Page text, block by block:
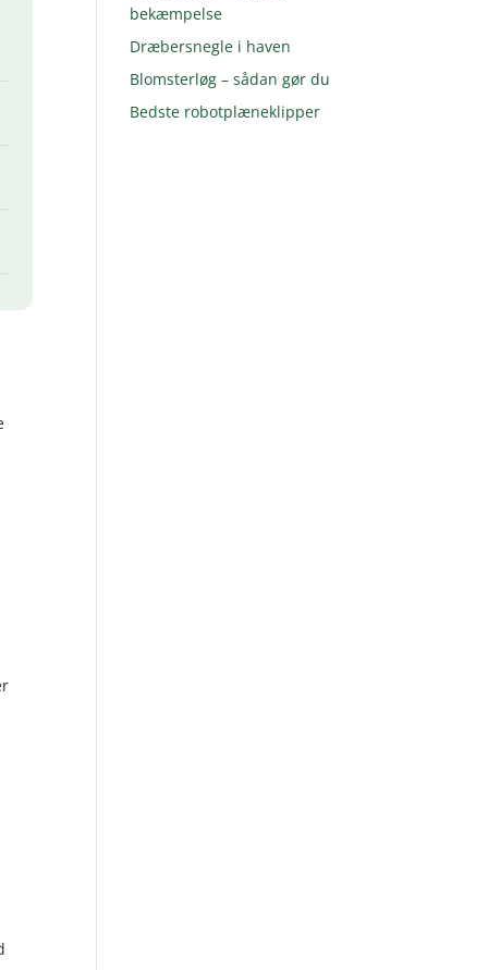
bekæmpelse
Dræbersnegle i haven
Blomsterløg – sådan gør du
Bedste robotplæneklipper